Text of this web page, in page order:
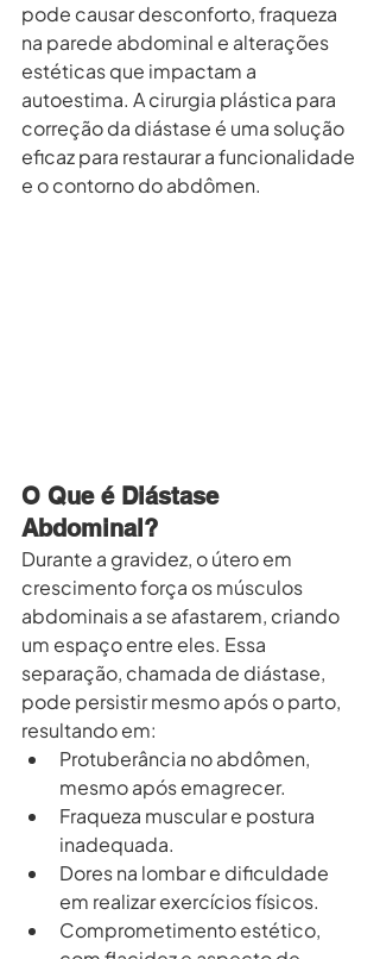
pode causar desconforto, fraqueza
na parede abdominal e alterações
estéticas que impactam a
autoestima. A cirurgia plástica para
correção da diástase é uma solução
eficaz para restaurar a funcionalidade
e o contorno do abdômen.
O Que é Diástase
Abdominal?
Durante a gravidez, o útero em
crescimento força os músculos
abdominais a se afastarem, criando
um espaço entre eles. Essa
separação, chamada de diástase,
pode persistir mesmo após o parto,
resultando em:
Protuberância no abdômen,
mesmo após emagrecer.
Fraqueza muscular e postura
inadequada.
Dores na lombar e dificuldade
em realizar exercícios físicos.
Comprometimento estético,